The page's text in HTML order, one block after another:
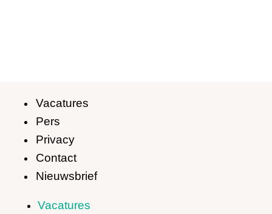
Vacatures
Pers
Privacy
Contact
Nieuwsbrief
Vacatures